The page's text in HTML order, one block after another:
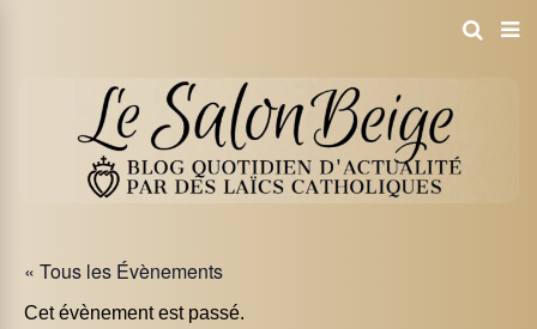
« Tous les Évènements
Cet évènement est passé.